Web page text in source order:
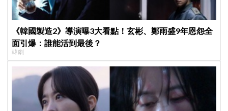
《韓國製造2》導演曝3大看點！玄彬、鄭雨盛9年恩怨全
面引爆：誰能活到最後？
韓劇